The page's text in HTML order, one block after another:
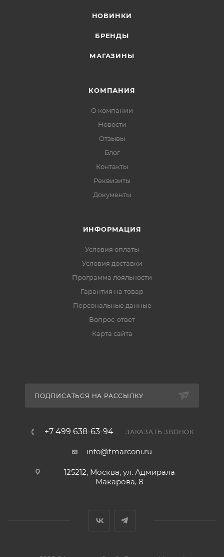
НОВИНКИ
БРЕНДЫ
МАГАЗИНЫ
КОМПАНИЯ
О компании
Новости
Отзывы
Блог
Контакты
Реквизиты
Документы
ИНФОРМАЦИЯ
Условия оплаты
Условия доставки
Программа лояльности
Гарантия на товар
Персональные данные
Вопрос-ответ
Карта сайта
ПОДПИСАТЬСЯ НА РАССЫЛКУ
+7 499 638-63-94 ЗАКАЗАТЬ ЗВОНОК
info@fmarconi.ru
125212, Москва, ул. Адмирала
Макарова, 8